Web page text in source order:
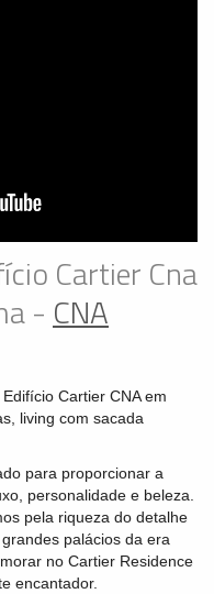
Cartier Cna
- CNA
Cartier CNA em
living com sacada
para proporcionar a
personalidade e beleza.
pela riqueza do detalhe
palácios da era
no Cartier Residence
encantador.